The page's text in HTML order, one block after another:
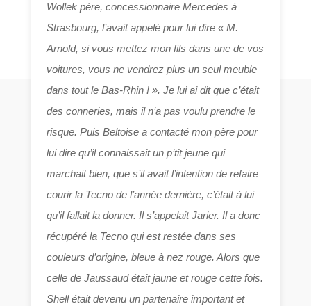
Wollek père, concessionnaire Mercedes à
Strasbourg, l’avait appelé pour lui dire « M.
Arnold, si vous mettez mon fils dans une de vos
voitures, vous ne vendrez plus un seul meuble
dans tout le Bas-Rhin ! ». Je lui ai dit que c’était
des conneries, mais il n’a pas voulu prendre le
risque. Puis Beltoise a contacté mon père pour
lui dire qu’il connaissait un p’tit jeune qui
marchait bien, que s’il avait l’intention de refaire
courir la Tecno de l’année dernière, c’était à lui
qu’il fallait la donner. Il s’appelait Jarier. Il a donc
récupéré la Tecno qui est restée dans ses
couleurs d’origine, bleue à nez rouge. Alors que
celle de Jaussaud était jaune et rouge cette fois.
Shell était devenu un partenaire important et